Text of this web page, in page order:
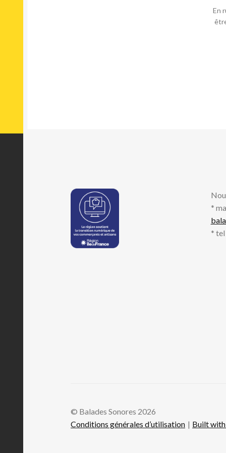
En
*
*
© Balades Sonores 2026
Conditions générales d’utilisation
Built